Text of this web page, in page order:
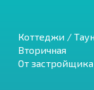
Коттеджи /
Вторичная
От застройщика